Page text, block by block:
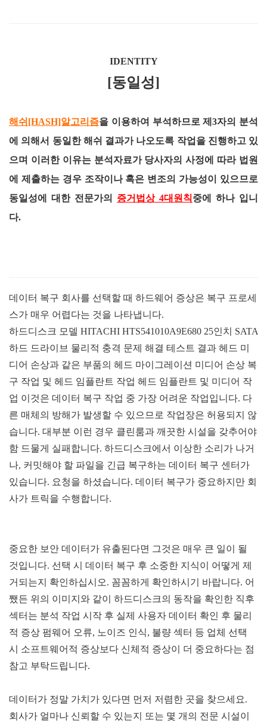
IDENTITY
[동일성]
해쉬[HASH]알고리즘을 이용하여 부석하므로 제3자의 분석
에 의해서 동일한 해쉬 결과가 나오도록 작업을 진행하고 있
으며 이러한 이유는 분석자료가 당사자의 사정에 따라 법원
에 제출하는 경우 조작이나 혹은 변조의 가능성이 있으므로
동일성에 대한 전문가의 증거법상 4대원칙중에 하나 입니
다.
데이터 복구 회사를 선택할 때 하드웨어 증상은 복구 프로세
스가 매우 어렵다는 것을 나타냅니다.
하드디스크 모델 HITACHI HTS541010A9E680 25인치 SATA
하드 드라이브 물리적 충격 문제 해결 테스트 결과 헤드 미
디어 손상과 같은 부품의 헤드 마이그레이션 미디어 손상 복
구 작업 및 헤드 임플란트 작업 헤드 임플란트 및 미디어 작
업 이것은 데이터 복구 작업 중 가장 어려운 작업입니다. 다
른 매체의 방해가 발생할 수 있으므로 작업장은 허용되지 않
습니다. 대부분 이런 경우 클린룸과 깨끗한 시설을 갖추어야
함 드물게 실패합니다. 하드디스크에서 이상한 소리가 나거
나, 커밋해야 할 파일을 긴급 복구하는 데이터 복구 센터가
있습니다. 요청을 하셨습니다. 데이터 복구가 중요하지만 회
사가 트릭을 수행합니다.
중요한 보안 데이터가 유출된다면 그것은 매우 큰 일이 될
것입니다. 선택 시 데이터 복구 후 소중한 지식이 어떻게 제
거되는지 확인하십시오. 꼼꼼하게 확인하시기 바랍니다. 어
쨌든 위의 이미지와 같이 하드디스크의 동작을 확인한 직후
섹터는 분석 작업 시작 후 실제 사용자 데이터 확인 후 물리
적 증상 펌웨어 오류, 노이즈 인식, 불량 섹터 등 업체 선택
시 소프트웨어적 증상보다 신체적 증상이 더 중요하다는 점
참고 부탁드립니다.
데이터가 정말 가치가 있다면 먼저 저렴한 곳을 찾으세요.
회사가 얼마나 신뢰할 수 있는지 또는 몇 개의 전문 시설이